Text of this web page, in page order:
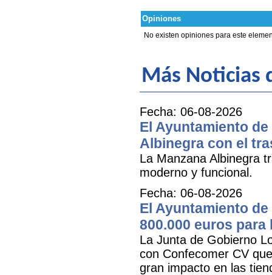
Opiniones
No existen opiniones para este
Más Noticias
Fecha: 06-08-2026
El Ayuntamiento
Albinegra con el
La Manzana Albinegra
moderno y funcional.
Fecha: 06-08-2026
El Ayuntamiento
800.000 euros
La Junta de Gobierno
con Confecomer CV
gran impacto en las